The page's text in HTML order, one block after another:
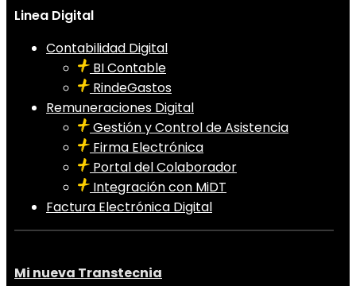
Linea Digital
Contabilidad Digital
BI Contable
RindeGastos
Remuneraciones Digital
Gestión y Control de Asistencia
Firma Electrónica
Portal del Colaborador
Integración con MiDT
Factura Electrónica Digital
Mi nueva Transtecnia